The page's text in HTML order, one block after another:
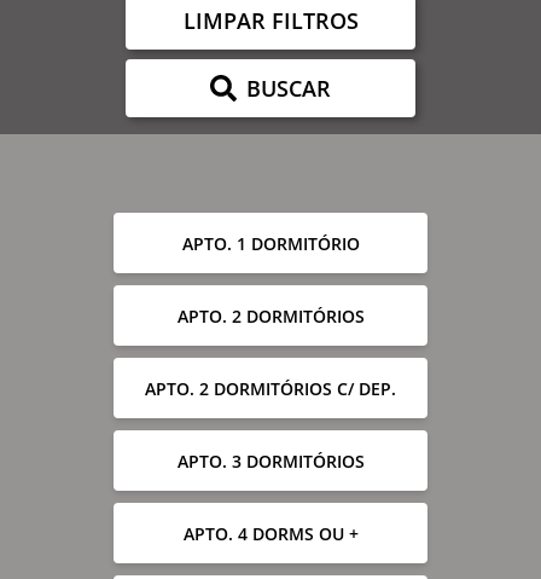
LIMPAR FILTROS
BUSCAR
APTO. 1 DORMITÓRIO
APTO. 2 DORMITÓRIOS
APTO. 2 DORMITÓRIOS C/ DEP.
APTO. 3 DORMITÓRIOS
APTO. 4 DORMS OU +